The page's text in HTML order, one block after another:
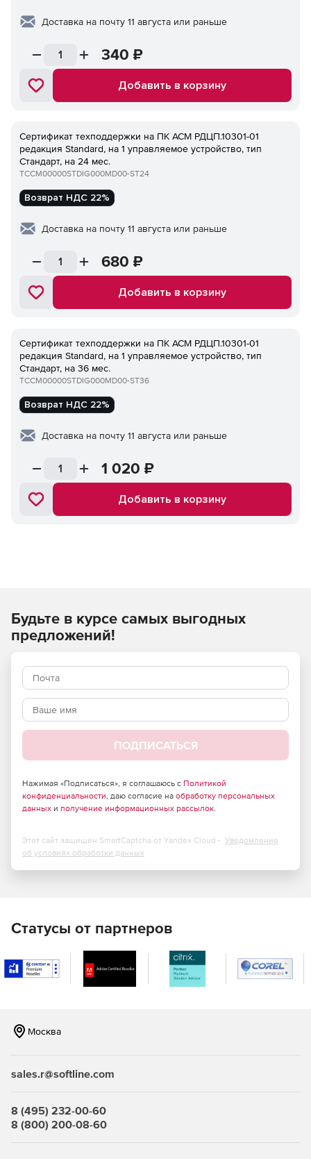
Доставка на почту 11 августа или раньше
340 ₽
Добавить в корзину
Сертификат техподдержки на ПК ACM РДЦП.10301-01
редакция Standard, на 1 управляемое устройство, тип
Стандарт, на 24 мес.
TCCM00000STDIG000MD00-ST24
Возврат НДС 22%
Доставка на почту 11 августа или раньше
680 ₽
Добавить в корзину
Сертификат техподдержки на ПК ACM РДЦП.10301-01
редакция Standard, на 1 управляемое устройство, тип
Стандарт, на 36 мес.
TCCM00000STDIG000MD00-ST36
Возврат НДС 22%
Доставка на почту 11 августа или раньше
1 020 ₽
Добавить в корзину
Будьте в курсе самых выгодных
предложений!
ПОДПИСАТЬСЯ
Нажимая «Подписаться», я соглашаюсь с Политикой
конфиденциальности, даю согласие на обработку персональных
данных и получение информационных рассылок.
Этот сайт защищен SmartCaptcha от Yandex Cloud - Уведомление
об условиях обработки данных
Статусы от партнеров
Москва
sales.r@softline.com
8 (495) 232-00-60
8 (800) 200-08-60